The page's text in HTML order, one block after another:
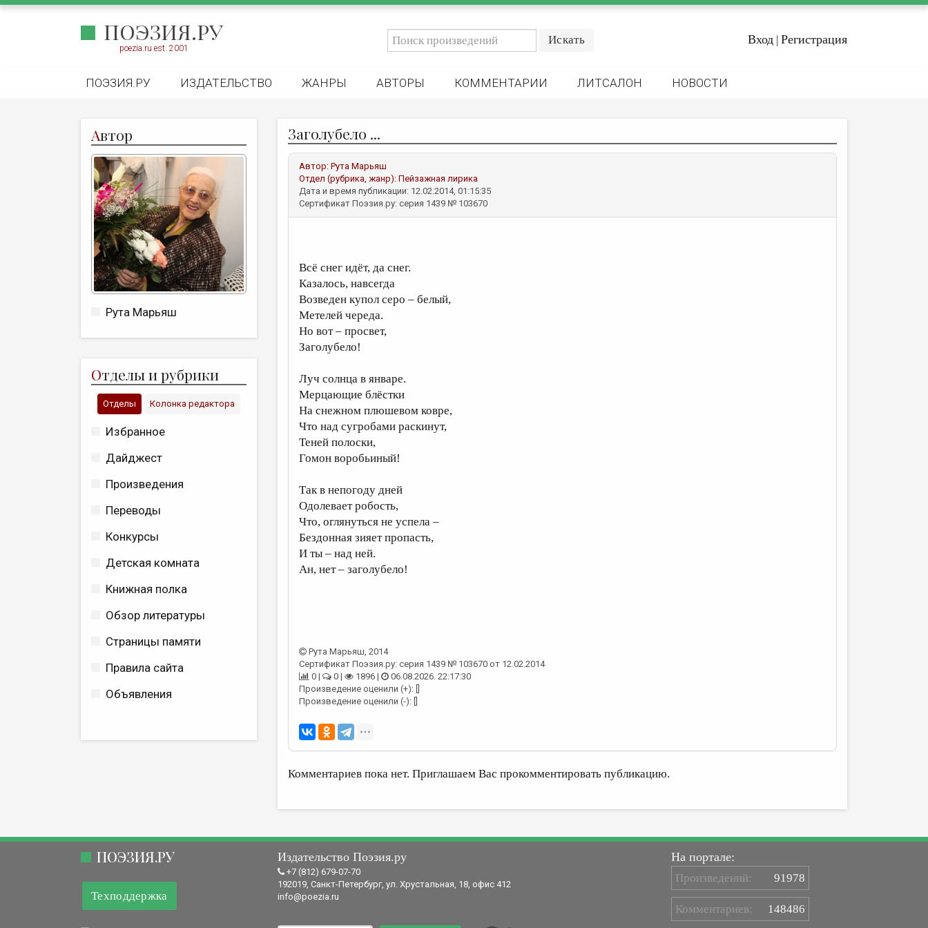
ПОЭЗИЯ.РУ
poezia.ru est. 2001
Вход | Регистрация
ПОЭЗИЯ.РУ ИЗДАТЕЛЬСТВО ЖАНРЫ АВТОРЫ КОММЕНТАРИИ ЛИТСАЛОН НОВОСТИ
Автор
Рута Марьяш
Отделы и рубрики
Отделы Колонка редактора
Избранное
Дайджест
Произведения
Переводы
Конкурсы
Детская комната
Книжная полка
Обзор литературы
Страницы памяти
Правила сайта
Объявления
Заголубело ...
Автор: Рута Марьяш
Отдел (рубрика, жанр): Пейзажная лирика
Дата и время публикации: 12.02.2014, 01:15:35
Сертификат Поэзия.ру: серия 1439 № 103670
Всё снег идёт, да снег.
Казалось, навсегда
Возведен купол серо – белый,
Метелей череда.
Но вот – просвет,
Заголубело!
Луч солнца в январе.
Мерцающие блёстки
На снежном плюшевом ковре,
Что над сугробами раскинут,
Теней полоски,
Гомон воробьиный!
Так в непогоду дней
Одолевает робость,
Что, оглянуться не успела –
Бездонная зияет пропасть,
И ты – над ней.
Ан, нет – заголубело!
Рута Марьяш, 2014
Сертификат Поэзия.ру: серия 1439 № 103670 от 12.02.2014
0 |
0 | 1896 |
06.08.2026. 22:17:30
Произведение оценили (+): []
Произведение оценили (-): []
Комментариев пока нет. Приглашаем Вас прокомментировать публикацию.
ПОЭЗИЯ.РУ
Техподдержка
Издательство Поэзия.ру
+7 (812) 679-07-70
192019, Санкт-Петербург, ул. Хрустальная, 18, офис 412
info@poezia.ru
На портале:
Произведений: 91978
Комментариев: 148486